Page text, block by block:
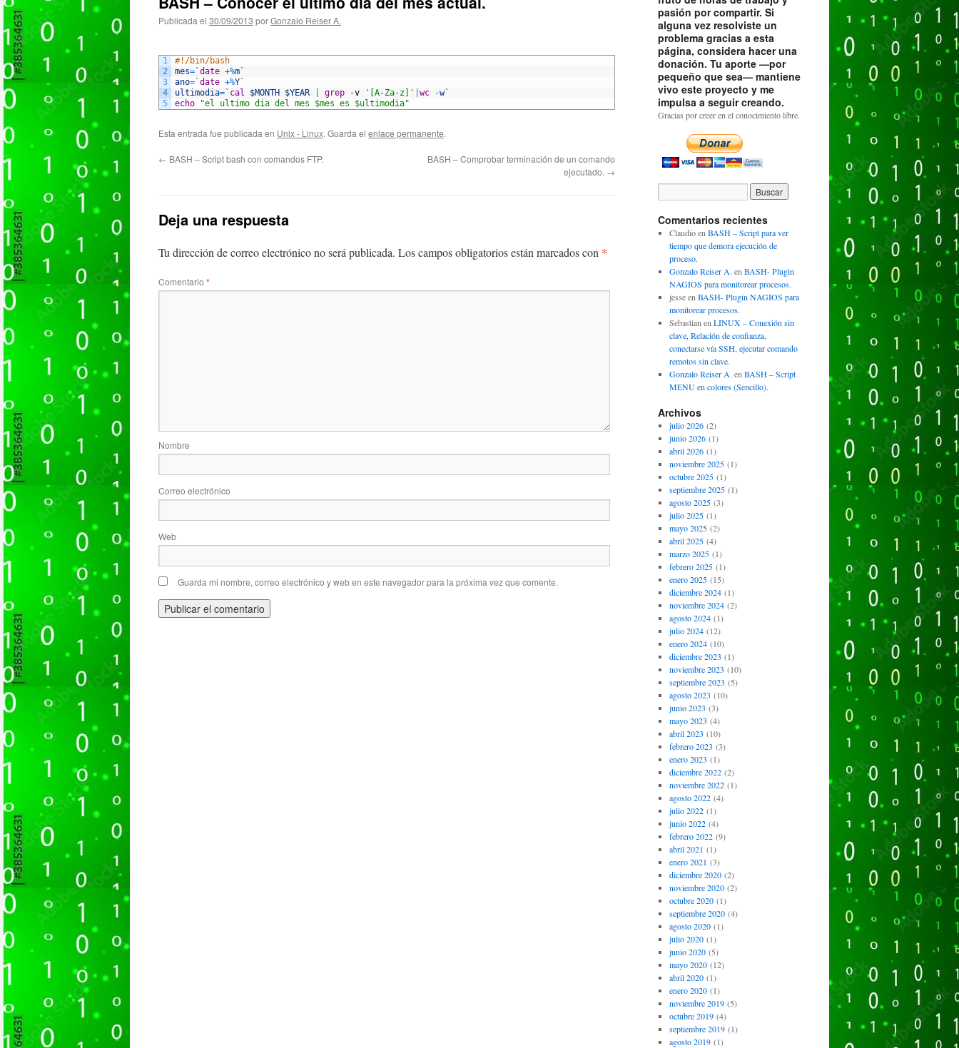
Publicada el 30/09/2013 porGonzalo Reiser A.
1
2
3
4
5
#!/bin/bash
mes= ` date +%m `
ano= `date +%Y `
ultimodia= ` cal $MONTH $YEAR grep -v '[A-Za-z]' wc -w`
echo
"el ultimo dia del mes $mes es $ultimodia"
Esta entrada fue publicada en Unix - Linux. Guarda el enlace permanente.
← BASH – Script bash con comandos FTP.
BASH – Comprobar terminación de un comando
ejecutado. →
Deja una respuesta
Tu dirección de correo electrónico no será publicada. Los campos obligatorios están marcados con *
Comentario *
Nombre
Correo electrónico
Web
Guarda mi nombre, correo electrónico y web en este navegador para la próxima vez que comente.
pasión por compartir. Si
alguna vez resolviste un
problema gracias a esta
página, considera hacer una
donación. Tu aporte —por
pequeño que sea— mantiene
vivo este proyecto y me
impulsa a seguir creando.
Gracias por creer en el conocimiento libre.
Comentarios recientes
Claudioen BASH – Script para ver
tiempo que demora ejecución de
proceso.
Gonzalo Reiser A. en BASH- Plugin
NAGIOS para monitorear procesos.
jesseen BASH- Plugin NAGIOS para
monitorear procesos.
Sebastian en LINUX – Conexión sin
clave, Relación de confianza,
conectarse vía SSH, ejecutar comando
remotos sin clave.
Gonzalo Reiser A. en BASH – Script
MENU en colores (Sencillo).
Archivos
julio 2026(2)
junio 2026(1)
abril 2026(1)
noviembre 2025(1)
octubre 2025(1)
septiembre 2025(1)
agosto 2025(3)
julio 2025(1)
mayo 2025(2)
abril 2025(4)
marzo 2025(1)
febrero 2025(1)
enero 2025(15)
diciembre 2024(1)
noviembre 2024(2)
agosto 2024(1)
julio 2024(12)
enero 2024(10)
diciembre 2023 (1)
noviembre 2023 (10)
septiembre 2023 (5)
agosto 2023 (10)
junio 2023 (3)
mayo 2023 (4)
abril 2023 (10)
febrero 2023 (3)
enero 2023 (1)
diciembre 2022(2)
noviembre 2022(1)
agosto 2022(4)
julio 2022(1)
junio 2022(4)
febrero 2022(9)
abril 2021 (1)
enero 2021 (3)
diciembre 2020(2)
noviembre 2020(2)
octubre 2020(1)
septiembre 2020(4)
agosto 2020(1)
julio 2020(1)
junio 2020(5)
mayo 2020(12)
abril 2020(1)
enero 2020(1)
noviembre 2019(5)
octubre 2019(4)
septiembre 2019(1)
agosto 2019(1)